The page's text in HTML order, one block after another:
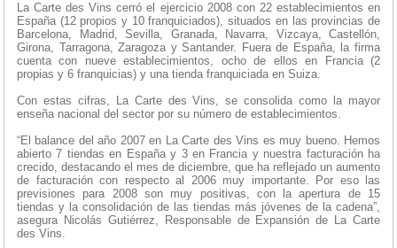
La Carte des Vins cerró el ejercicio 2008 con 22 establecimientos en
España (12 propios y 10 franquiciados), situados en las provincias de
Barcelona, Madrid, Sevilla, Granada, Navarra, Vizcaya, Castellón,
Girona, Tarragona, Zaragoza y Santander. Fuera de España, la firma
cuenta con nueve establecimientos, ocho de ellos en Francia (2
propias y 6 franquicias) y una tienda franquiciada en Suiza.
Con estas cifras, La Carte des Vins, se consolida como la mayor
enseña nacional del sector por su número de establecimientos.
“El balance del año 2007 en La Carte des Vins es muy bueno. Hemos
abierto 7 tiendas en España y 3 en Francia y nuestra facturación ha
crecido, destacando el mes de diciembre, que ha reflejado un aumento
de facturación con respecto al 2006 muy importante. Por eso las
previsiones para 2008 son muy positivas, con la apertura de 15
tiendas y la consolidación de las tiendas más jóvenes de la cadena”,
asegura Nicolás Gutiérrez, Responsable de Expansión de La Carte
des Vins.